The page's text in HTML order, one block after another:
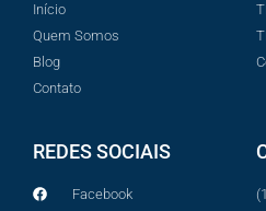
Início
Quem Somos
Blog
Contato
REDES SOCIAIS
Facebook